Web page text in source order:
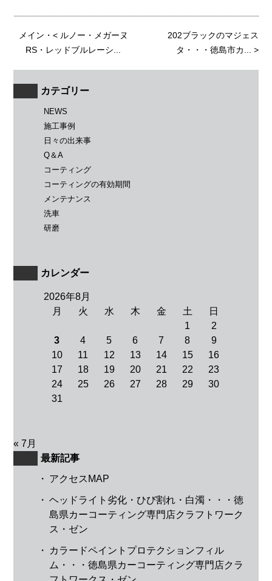
メイン ・< ルノー・メガーヌ
RS・レッドブルレーシ...
202ブラックのマジェス
タ・・・徳島市カ... >
カテゴリー
NEWS
施工事例
日々の出来事
Q＆A
コーティング
コーティングの有効期間
メンテナンス
洗車
研磨
カレンダー
2026年8月
月
火 水 木 金 土
日
1
2
3
4 5 6 7 8
9
10
11 12 13 14 15
16
17
18 19 20 21 22
23
24
25 26 27 28 29
30
31
« 7月
最新記事
・ アクセスMAP
・ ヘッドライト劣化・ひび割れ・白濁・・・徳
島県カーコーティング専門店クラフトワーク
ス・ゼン
・
カラードペイントプロテクションフィル
ム・・・徳島県カーコーティング専門店クラ